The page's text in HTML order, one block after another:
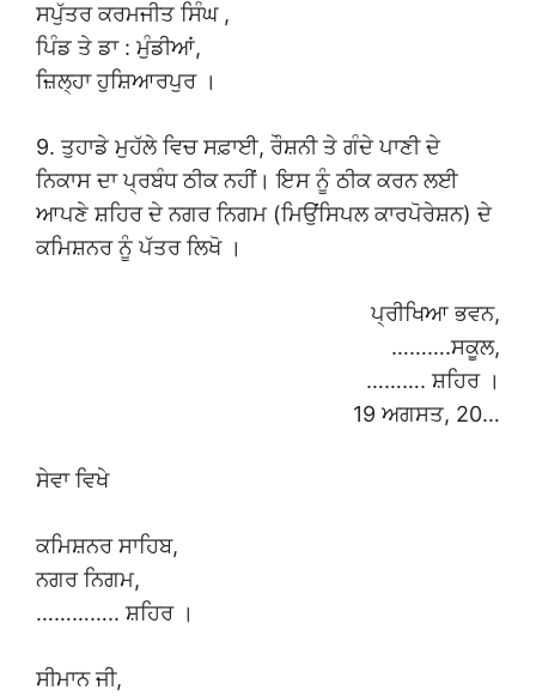
ਸਪੁੱਤਰ ਕਰਮਜੀਤ ਸਿੰਘ ,
ਪਿੰਡ ਤੇ ਡਾ : ਮੁੰਡੀਆਂ,
ਜ਼ਿਲ੍ਹਾ ਹੁਸ਼ਿਆਰਪੁਰ ।
9. ਤੁਹਾਡੇ ਮੁਹੱਲੇ ਵਿਚ ਸਫ਼ਾਈ, ਰੌਸ਼ਨੀ ਤੇ ਗੰਦੇ ਪਾਣੀ ਦੇ
ਨਿਕਾਸ ਦਾ ਪ੍ਰਬੰਧ ਠੀਕ ਨਹੀਂ। ਇਸ ਨੂੰ ਠੀਕ ਕਰਨ ਲਈ
ਆਪਣੇ ਸ਼ਹਿਰ ਦੇ ਨਗਰ ਨਿਗਮ (ਮਿਉਂਸਿਪਲ ਕਾਰਪੋਰੇਸ਼ਨ) ਦੇ
ਕਮਿਸ਼ਨਰ ਨੂੰ ਪੱਤਰ ਲਿਖੋ ।
ਪ੍ਰੀਖਿਆ ਭਵਨ,
……….ਸਕੂਲ,
………. ਸ਼ਹਿਰ ।
19 ਅਗਸਤ, 20…
ਸੇਵਾ ਵਿਖੇ
ਕਮਿਸ਼ਨਰ ਸਾਹਿਬ,
ਨਗਰ ਨਿਗਮ,
………….. ਸ਼ਹਿਰ ।
ਸੀਮਾਨ ਜੀ,